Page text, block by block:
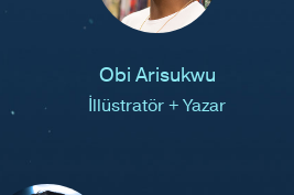
Obi Arisukwu
İllüstratör + Yazar